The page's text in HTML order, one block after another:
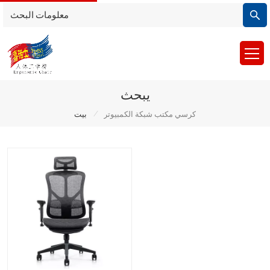
يبحث
بيت / كرسي مكتب شبكة الكمبيوتر